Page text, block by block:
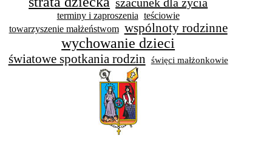
terminy i zaproszenia teściowie
towarzyszenie małżeństwom wspólnoty rodzinne
wychowanie dzieci
światowe spotkania rodzin święci małżonkowie